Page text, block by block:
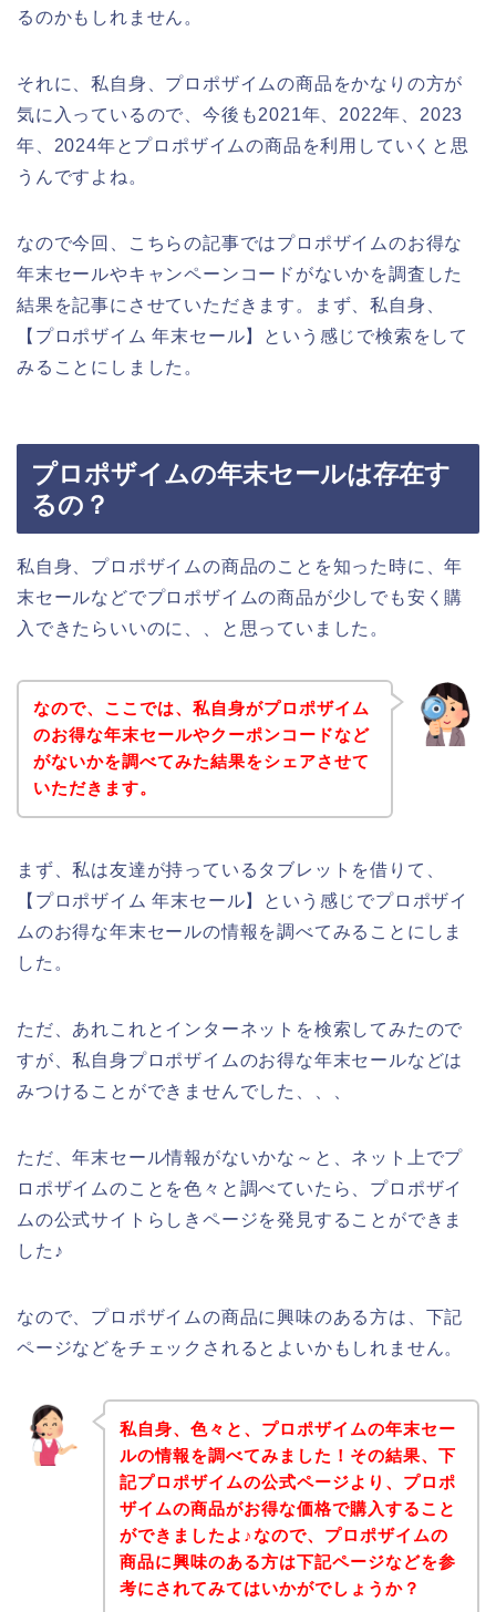
るのかもしれません。
それに、私自身、プロポザイムの商品をかなりの方が
気に入っているので、今後も2021年、2022年、2023
年、2024年とプロポザイムの商品を利用していくと思
うんですよね。
なので今回、こちらの記事ではプロポザイムのお得な
年末セールやキャンペーンコードがないかを調査した
結果を記事にさせていただきます。まず、私自身、
【プロポザイム 年末セール】という感じで検索をして
みることにしました。
プロポザイムの年末セールは存在す
るの？
私自身、プロポザイムの商品のことを知った時に、年
末セールなどでプロポザイムの商品が少しでも安く購
入できたらいいのに、、と思っていました。
なので、ここでは、私自身がプロポザイム
のお得な年末セールやクーポンコードなど
がないかを調べてみた結果をシェアさせて
いただきます。
まず、私は友達が持っているタブレットを借りて、
【プロポザイム 年末セール】という感じでプロポザイ
ムのお得な年末セールの情報を調べてみることにしま
した。
ただ、あれこれとインターネットを検索してみたので
すが、私自身プロポザイムのお得な年末セールなどは
みつけることができませんでした、、、
ただ、年末セール情報がないかな～と、ネット上でプ
ロポザイムのことを色々と調べていたら、プロポザイ
ムの公式サイトらしきページを発見することができま
した♪
なので、プロポザイムの商品に興味のある方は、下記
ページなどをチェックされるとよいかもしれません。
私自身、色々と、プロポザイムの年末セー
ルの情報を調べてみました！その結果、下
記プロポザイムの公式ページより、プロポ
ザイムの商品がお得な価格で購入すること
ができましたよ♪なので、プロポザイムの
商品に興味のある方は下記ページなどを参
考にされてみてはいかがでしょうか？